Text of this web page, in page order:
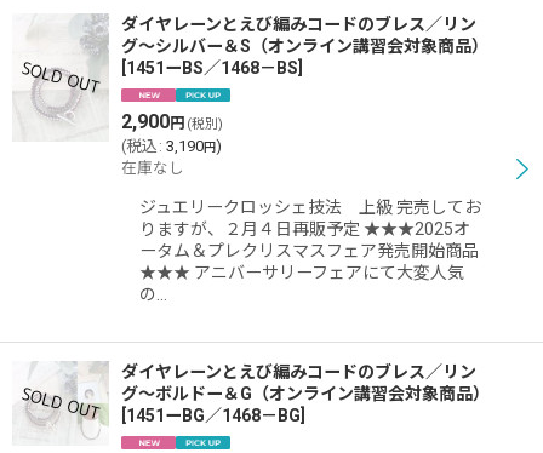
ダイヤレーンとえび編みコードのブレス／リン
グ〜シルバー＆S（オンライン講習会対象商品）
1451ーBS／1468－BS
2,900円 (税別)
(税込 : 3,190円)
在庫なし
ジュエリークロッシェ技法 上級 完売してお
りますが、２月４日再販予定 ★★★2025オ
ータム＆プレクリスマスフェア発売開始商品
★★★ アニバーサリーフェアにて大変人気
の…
ダイヤレーンとえび編みコードのブレス／リン
グ〜ボルドー＆G（オンライン講習会対象商品）
1451ーBG／1468－BG